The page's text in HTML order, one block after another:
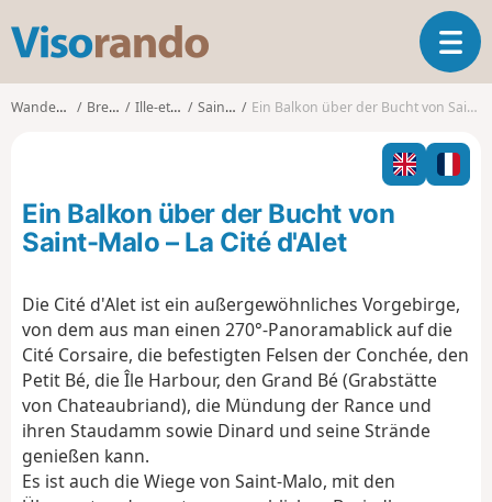
s
o
o
T
o
g
l
n
a
t
i
Wanderungen Bretagne Ille-et-Vilaine Saint-Malo Ein Balkon über der Bucht von Saint-Malo – La Cité d'Alet
Ein Balkon über der Bucht von
Saint-Malo – La Cité d'Alet
Die Cité d'Alet ist ein außergewöhnliches Vorgebirge,
von dem aus man einen 270°-Panoramablick auf die
Cité Corsaire, die befestigten Felsen der Conchée, den
Petit Bé, die Île Harbour, den Grand Bé (Grabstätte
von Chateaubriand), die Mündung der Rance und
ihren Staudamm sowie Dinard und seine Strände
genießen kann.
Es ist auch die Wiege von Saint-Malo, mit den